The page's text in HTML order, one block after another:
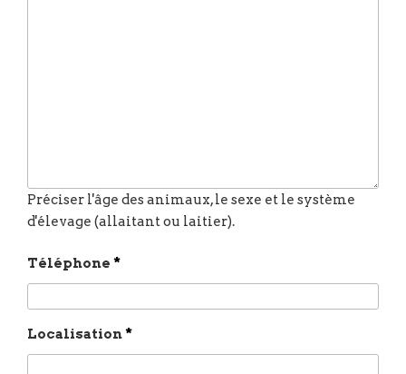
Téléphone *
Localisation*